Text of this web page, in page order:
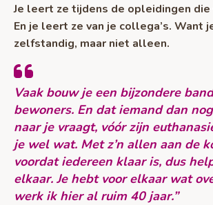
Je leert ze tijdens de opleidingen
En je leert ze van je collega’s. Want
zelfstandig, maar niet alleen.
Vaak bouw je een bijzondere
bewoners. En dat iemand dan
naar je vraagt, vóór zijn
je wel wat. Met z’n allen aan de
voordat iedereen klaar is, dus
elkaar. Je hebt voor elkaar wat
werk ik hier al ruim 40 jaar.”